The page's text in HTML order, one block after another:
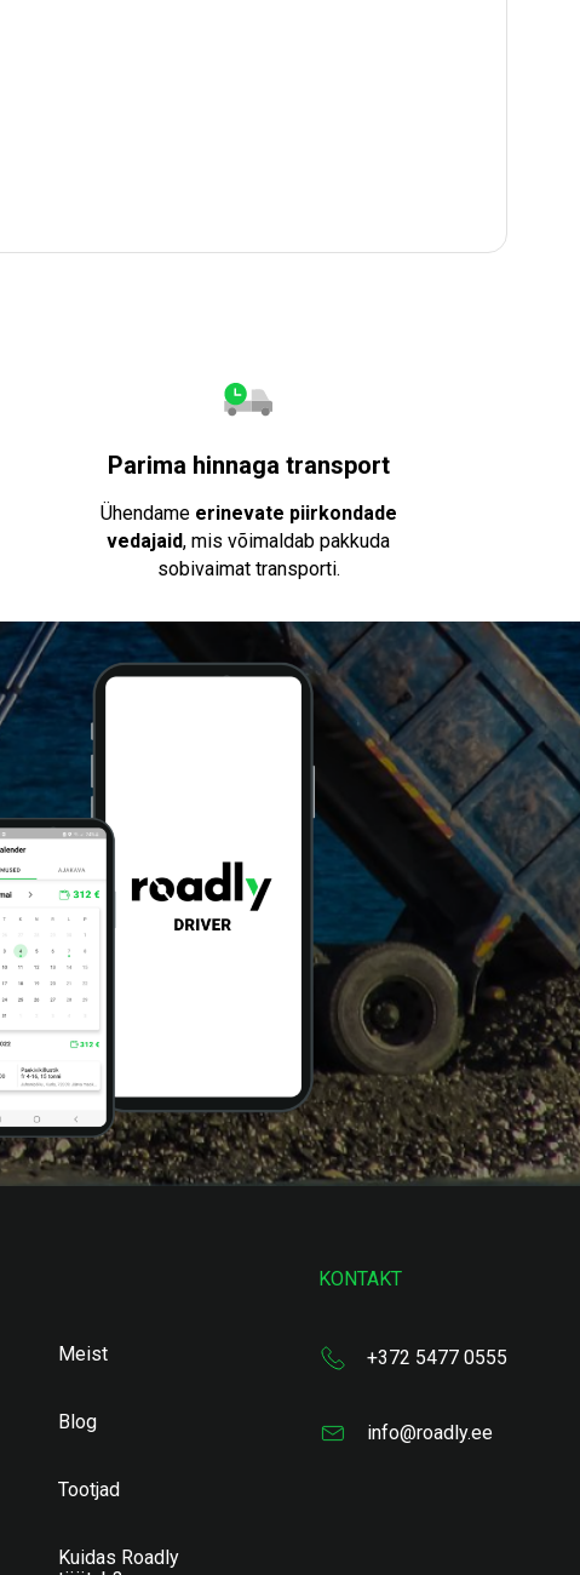
Parima hinnaga transport
Ühendame erinevate piirkondade
vedajaid, mis võimaldab pakkuda
sobivaimat transporti.
Meist
Blog
Tootjad
Kuidas Roadly
KONTAKT
+372 5477 0555
info@roadly.ee